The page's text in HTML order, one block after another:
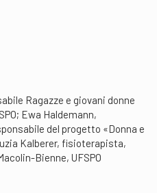
Ragazze e giovani donne
Ewa Haldemann,
del progetto «Donna e
Kalberer, fisioterapista,
Bienne, UFSPO